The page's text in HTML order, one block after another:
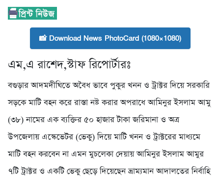
📸 Download News PhotoCard (1080×1080)
এম,এ রাশেদ,স্টাফ রিপোর্টারঃ
বগুড়ার আদমদীঘিতে অবৈধ ভাবে পুকুর খনন ও ট্রাক্টর দিয়ে সরকারি
সড়কে মাটি বহন করে রাস্তা নষ্ট করার অপরাধে আমিনুর ইসলাম আমু
(৩৮) নামের এক ব্যক্তির ৫০ হাজার টাকা জরিমানা ও অত্র
উপজেলায় এস্কেভেটর (ভেকু) দিয়ে মাটি খনন ও ট্রাক্টরের মাধ্যমে
মাটি বহন করবেন না এমন মুচলেকা দেয়ায় আমিনুর ইসলাম আমুর
৭টি ট্রাক্টর ও একটি ভেকু ছেড়ে দিয়েছেন ভ্রাম্যমান আদালতের নির্বাহি